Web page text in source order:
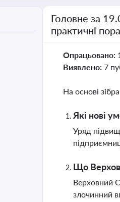
Головне за
практичні
Опрацьовано:
Виявлено: 7
На основі
Які нові
Уряд
Що
Верховний
злочинний